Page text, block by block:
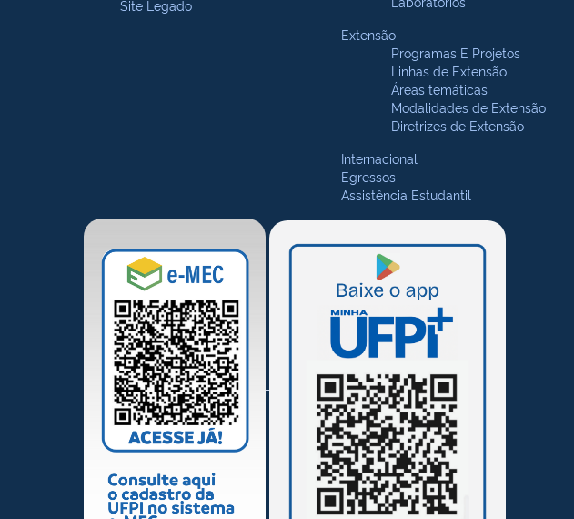
Site Legado
Extensão
Programas E Projetos
Linhas de Extensão
Áreas temáticas
Modalidades de Extensão
Diretrizes de Extensão
Internacional
Egressos
Assistência Estudantil